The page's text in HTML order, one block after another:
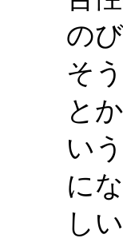
の
そ
と
い
に
し